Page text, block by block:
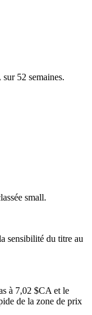
sur 52 semaines.
small.
sensibilité du titre au
à 7,02 $CA et le
de la zone de prix